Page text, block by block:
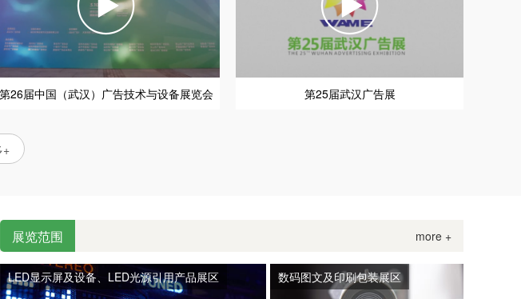
第26届中国（武汉）广告技术与设备展览会 第25届武汉广告展
+
展览范围 more +
LED显示屏及设备、LED光源引用产品展区 数码图文及印刷包装展区